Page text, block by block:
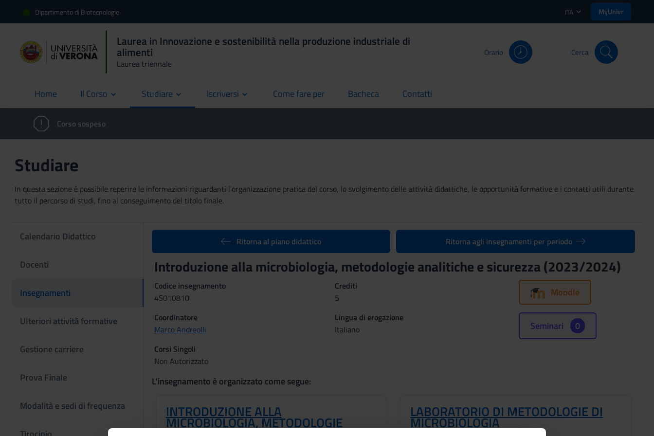
Dipartimento di Biotecnologie ITA MyUnivr
Laurea in Innovazione e sostenibilità nella produzione industriale di
alimenti
Laurea triennale
Orario Cerca
Home
current Il Corso Studiare Iscriversi Come fare per
current Bacheca
current Contatti
current
Corso sospeso
Studiare
In questa sezione è possibile reperire le informazioni riguardanti l'organizzazione pratica del corso, lo svolgimento delle attività didattiche, le opportunità formative e i contatti utili durante
tutto il percorso di studi, fino al conseguimento del titolo finale.
Calendario Didattico
Docenti
Insegnamenti
Ulteriori attività formative
Gestione carriere
Prova Finale
Modalità e sedi di frequenza
Ritorna al piano didattico Ritorna agli insegnamenti per periodo
Introduzione alla microbiologia, metodologie analitiche e sicurezza (2023/2024)
Codice insegnamento
4S010810
Crediti
5
Coordinatore
Marco Andreolli
Lingua di erogazione
Italiano
Corsi Singoli
Non Autorizzato
Moodle
Seminari 0
L'insegnamento è organizzato come segue:
INTRODUZIONE ALLA
MICROBIOLOGIA, METODOLOGIE
LABORATORIO DI METODOLOGIE DI
MICROBIOLOGIA